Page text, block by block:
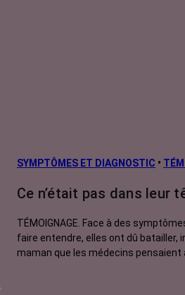
SYMPTÔMES ET DIAGNOSTIC •
Ce n’était pas dans leur
TÉMOIGNAGE. Face à des
faire entendre, elles ont dû batailler,
maman que les médecins pensaient